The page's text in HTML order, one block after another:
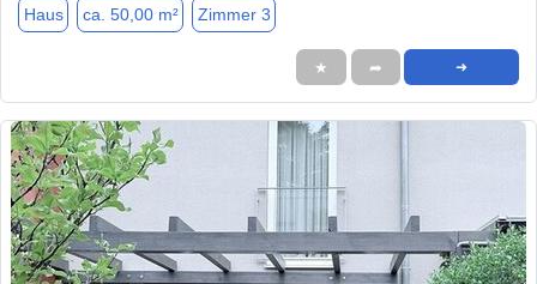
Haus ca. 50,00 m² Zimmer 3
★ ➦ ➜